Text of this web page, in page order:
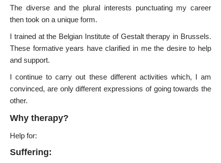
The diverse and the plural interests punctuating my career
then took on a unique form.
I trained at the Belgian Institute of Gestalt therapy in Brussels.
These formative years have clarified in me the desire to help
and support.
I continue to carry out these different activities which, I am
convinced, are only different expressions of going towards the
other.
Why therapy?
Help for:
Suffering: